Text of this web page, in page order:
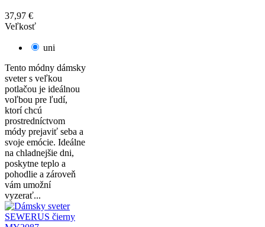
37,97 €
Veľkosť
uni
Tento módny dámsky
sveter s veľkou
potlačou je ideálnou
voľbou pre ľudí,
ktorí chcú
prostredníctvom
módy prejaviť seba a
svoje emócie. Ideálne
na chladnejšie dni,
poskytne teplo a
pohodlie a zároveň
vám umožní
vyzerať...